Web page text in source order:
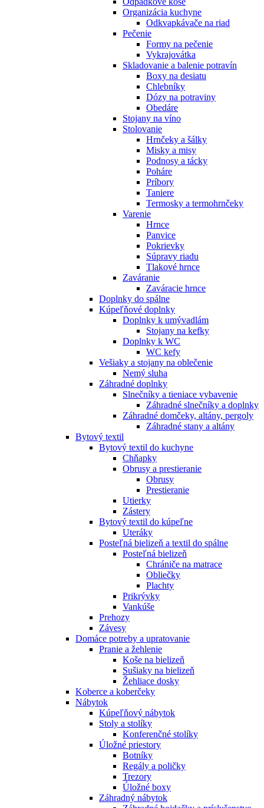
Organizácia kuchyne
Odkvapkávače na riad
Pečenie
Formy na pečenie
Vykrajovátka
Skladovanie a balenie potravín
Boxy na desiatu
Chlebníky
Dózy na potraviny
Obedáre
Stojany na víno
Stolovanie
Hrnčeky a šálky
Misky a misy
Podnosy a tácky
Poháre
Príbory
Taniere
Termosky a termohrnčeky
Varenie
Hrnce
Panvice
Pokrievky
Súpravy riadu
Tlakové hrnce
Zaváranie
Zaváracie hrnce
Doplnky do spálne
Kúpeľňové doplnky
Doplnky k umývadlám
Stojany na kefky
Doplnky k WC
WC kefy
Vešiaky a stojany na oblečenie
Nemý sluha
Záhradné doplnky
Slnečníky a tieniace vybavenie
Záhradné slnečníky a doplnky
Záhradné domčeky, altány, pergoly
Záhradné stany a altány
Bytový textil
Bytový textil do kuchyne
Chňapky
Obrusy a prestieranie
Obrusy
Prestieranie
Utierky
Zástery
Bytový textil do kúpeľne
Uteráky
Posteľná bielizeň a textil do spálne
Posteľná bielizeň
Chrániče na matrace
Obliečky
Plachty
Prikrývky
Vankúše
Prehozy
Závesy
Domáce potreby a upratovanie
Pranie a žehlenie
Koše na bielizeň
Sušiaky na bielizeň
Žehliace dosky
Koberce a koberčeky
Nábytok
Kúpeľňový nábytok
Stoly a stolíky
Konferenčné stolíky
Úložné priestory
Botníky
Regály a poličky
Trezory
Úložné boxy
Záhradný nábytok